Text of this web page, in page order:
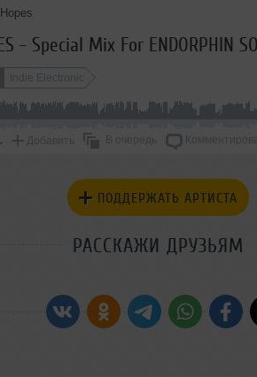
- Special Mix For ENDORPHIN
Indie Electronic
Добавить В очередь
ПОДДЕРЖАТЬ АРТИСТА
РАССКАЖИ ДРУЗЬЯМ